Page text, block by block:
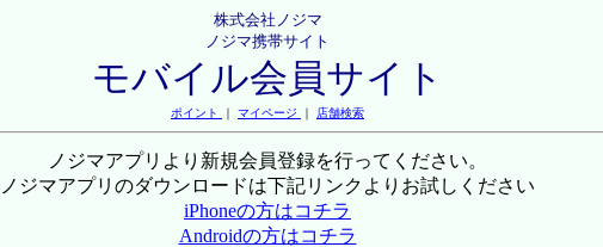
株式会社ノジマ
ノジマ携帯サイト
モバイル会員サイト
ポイント ｜ マイページ ｜ 店舗検索
ノジマアプリより新規会員登録を行ってください。
ノジマアプリのダウンロードは下記リンクよりお試しください
iPhoneの方はコチラ
Androidの方はコチラ